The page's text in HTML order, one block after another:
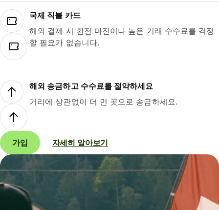
국제 직불 카드
해외 결제 시 환전 마진이나 높은 거래 수수료를 걱정
할 필요가 없습니다.
해외 송금하고 수수료를 절약하세요
거리에 상관없이 더 먼 곳으로 송금하세요.
가입 자세히 알아보기